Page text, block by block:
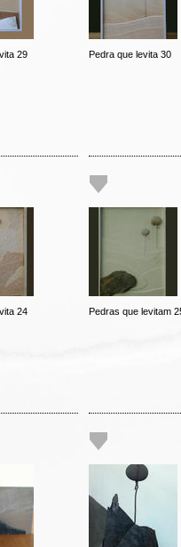
29 Pedra que levita 30
24 Pedras que levitam